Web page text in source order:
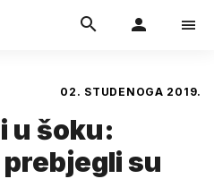
02. STUDENOGA 2019.
u šoku:
su